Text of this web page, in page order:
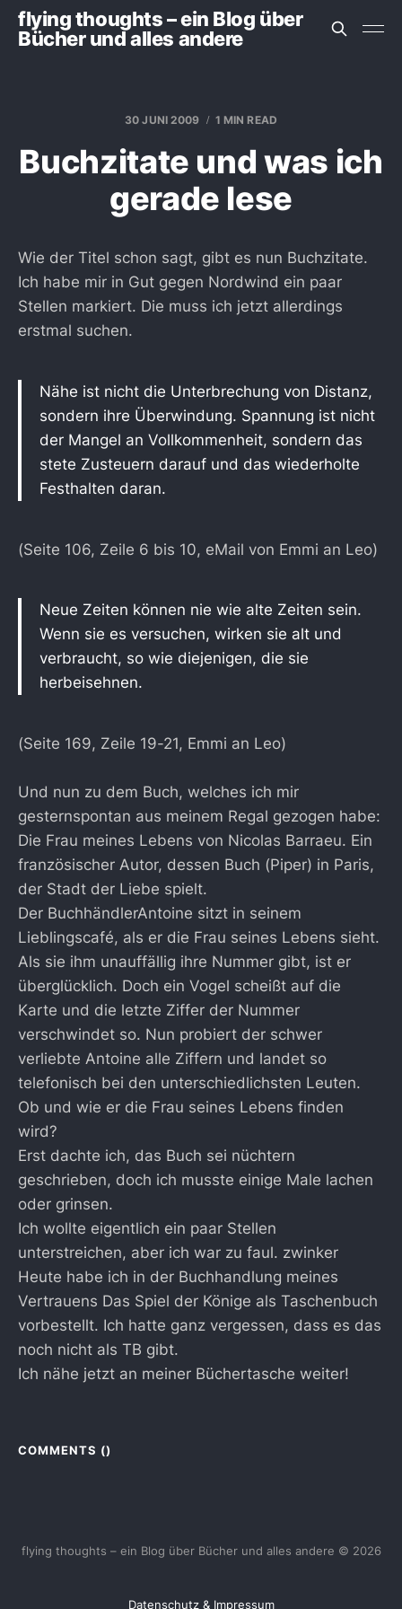
flying thoughts – ein Blog über
Bücher und alles andere
30 JUNI 2009 1 MIN READ
Buchzitate und was ich
gerade lese
Wie der Titel schon sagt, gibt es nun Buchzitate.
Ich habe mir in Gut gegen Nordwind ein paar
Stellen markiert. Die muss ich jetzt allerdings
erstmal suchen.
Nähe ist nicht die Unterbrechung von Distanz,
sondern ihre Überwindung. Spannung ist nicht
der Mangel an Vollkommenheit, sondern das
stete Zusteuern darauf und das wiederholte
Festhalten daran.
(Seite 106, Zeile 6 bis 10, eMail von Emmi an Leo)
Neue Zeiten können nie wie alte Zeiten sein.
Wenn sie es versuchen, wirken sie alt und
verbraucht, so wie diejenigen, die sie
herbeisehnen.
(Seite 169, Zeile 19-21, Emmi an Leo)
Und nun zu dem Buch, welches ich mir
gesternspontan aus meinem Regal gezogen habe:
Die Frau meines Lebens von Nicolas Barraeu. Ein
französischer Autor, dessen Buch (Piper) in Paris,
der Stadt der Liebe spielt.
Der BuchhändlerAntoine sitzt in seinem
Lieblingscafé, als er die Frau seines Lebens sieht.
Als sie ihm unauffällig ihre Nummer gibt, ist er
überglücklich. Doch ein Vogel scheißt auf die
Karte und die letzte Ziffer der Nummer
verschwindet so. Nun probiert der schwer
verliebte Antoine alle Ziffern und landet so
telefonisch bei den unterschiedlichsten Leuten.
Ob und wie er die Frau seines Lebens finden
wird?
Erst dachte ich, das Buch sei nüchtern
geschrieben, doch ich musste einige Male lachen
oder grinsen.
Ich wollte eigentlich ein paar Stellen
unterstreichen, aber ich war zu faul. zwinker
Heute habe ich in der Buchhandlung meines
Vertrauens Das Spiel der Könige als Taschenbuch
vorbestellt. Ich hatte ganz vergessen, dass es das
noch nicht als TB gibt.
Ich nähe jetzt an meiner Büchertasche weiter!
COMMENTS ()
flying thoughts – ein Blog über Bücher und alles andere © 2026
Datenschutz & Impressum